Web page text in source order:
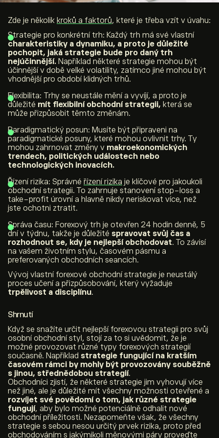
Zde je několik kroků a faktorů, které je třeba vzít v úvahu:
Strategie pro konkrétní trh: Každý trh má své vlastní
charakteristiky a dynamiku, a proto je důležité
pochopit, jaká strategie bude pro daný trh
nejúčinnější. Například některé strategie mohou být
účinnější v době velké volatility, zatímco jiné mohou být
vhodnější pro období klidných trhů.
Flexibilita: Trhy se neustále mění a vyvíjí, a proto je
důležité mít flexibilní obchodní strategii, která se
může přizpůsobit těmto změnám.
Paradigmatický posun: Musíte být připraveni na
paradigmatické posuny, které mohou ovlivnit trhy. Ty
mohou zahrnovat změny v makroekonomických
trendech, politických událostech nebo
technologických inovacích.
Řízení rizika: Správné řízení rizika je klíčové pro jakoukoli
obchodní strategii. To zahrnuje stanovení stop-loss a
take-profit úrovní a hlavně nikdy neriskovat více, než
jste ochotni ztratit.
Správa času: Forexový trh je otevřen 24 hodin denně, 5
dní v týdnu, takže je důležité spravovat svůj čas a
rozhodnout se, kdy je nejlepší obchodovat. To závisí
na vašem životním stylu, časovém pásmu a
preferovaných obchodních seancích.
Vývoj vlastní forexové obchodní strategie je neustálý
proces učení a přizpůsobování, který vyžaduje
trpělivost a disciplínu.
Shrnutí
Když se snažíte určit nejlepší forexovou strategii pro svůj
osobní obchodní styl, stojí za to si uvědomit, že je
možné provozovat různé typy forexových strategií
současně. Například strategie fungující na kratším
časovém rámci by mohly být provozovány souběžně
s jinou, střednědobou strategií.
Obchodníci zjistí, že některé strategie jim vyhovují více
než jiné, ale je důležité mít všechny možnosti otevřené a
rozvíjet své povědomí o tom, jak různé strategie
fungují, aby bylo možné potenciálně odhalit nové
obchodní příležitosti. Nezapomeňte však, že všechny
strategie s sebou nesou určitý prvek rizika, proto před
obchodováním s jakýmikoli měnovými páry proveďte